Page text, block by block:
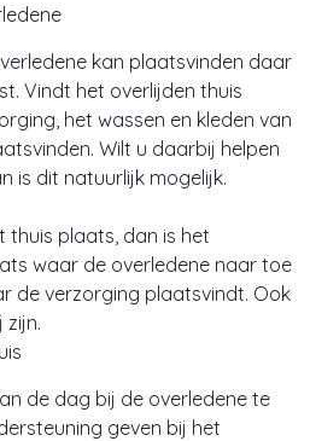
kan plaatsvinden daar
Vindt het overlijden thuis
het wassen en kleden van
Wilt u daarbij helpen
is dit natuurlijk mogelijk.
thuis plaats, dan is het
waar de overledene naar toe
de verzorging plaatsvindt. Ook
zijn.
de dag bij de overledene te
geven bij het